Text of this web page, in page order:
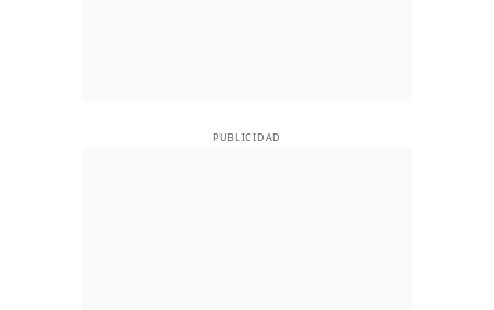
PUBLICIDAD